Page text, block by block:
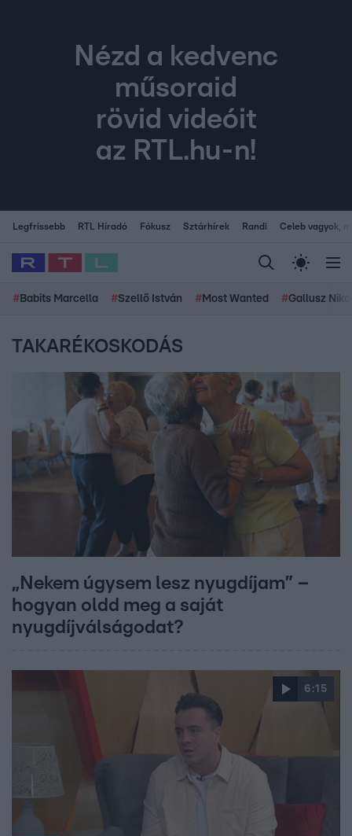
Nézd a kedvenc
műsoraid
rövid videóit
az RTL.hu-n!
Legfrissebb RTL Híradó Fókusz Sztárhírek Randi Celeb vagyok,
# Babits Marcella #Szellő István # Most Wanted #Gallusz
TAKARÉKOSKODÁS
„Nekem úgysem lesz nyugdíjam” –
hogyan oldd meg a saját
nyugdíjválságodat?
6:15